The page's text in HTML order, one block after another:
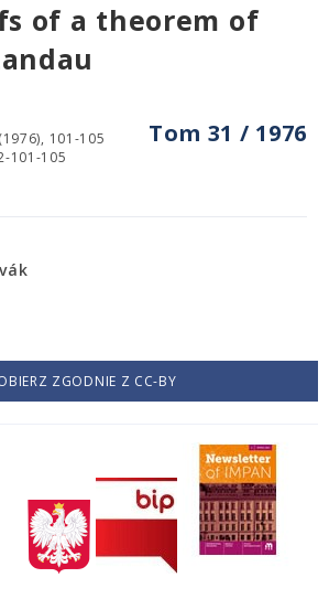
of a theorem of
Tom 31 / 1976
101-105
101-105
ZGODNIE Z CC-BY